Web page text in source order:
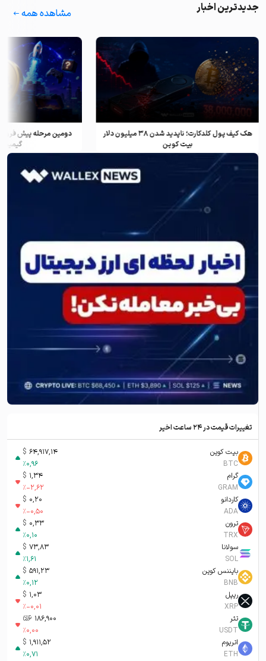
جدیدترین اخبار مشاهده همه
هک کیف پول کلدکارت؛ ناپدید شدن ۳۸ میلیون دلار
بیت کوین
دومین مرحله پیش
تغییرات قیمت در ۲۴ ساعت اخیر
بیت کوین
BTC
64,917,14
$
%0,96
گرام
GRAM
1,34
$
%-2,62
کاردانو
ADA
0,20
$
%-0,50
ترون
TRX
0,33
$
%0,10
سولانا
SOL
73,83
$
%1,61
بایننس کوین
BNB
591,23
$
%0,12
ریپل
XRP
1,03
$
%-0,01
تتر
USDT
186,900 تومان-ء
%0,00
اتریوم
ETH
1,911,52
$
%0,71